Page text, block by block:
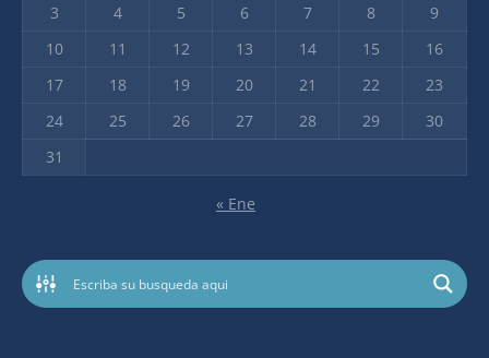
3
4 5 6 7 8
9
10
11 12 13 14 15
16
17
18 19 20 21 22
23
24
25 26 27 28 29
30
31
« Ene